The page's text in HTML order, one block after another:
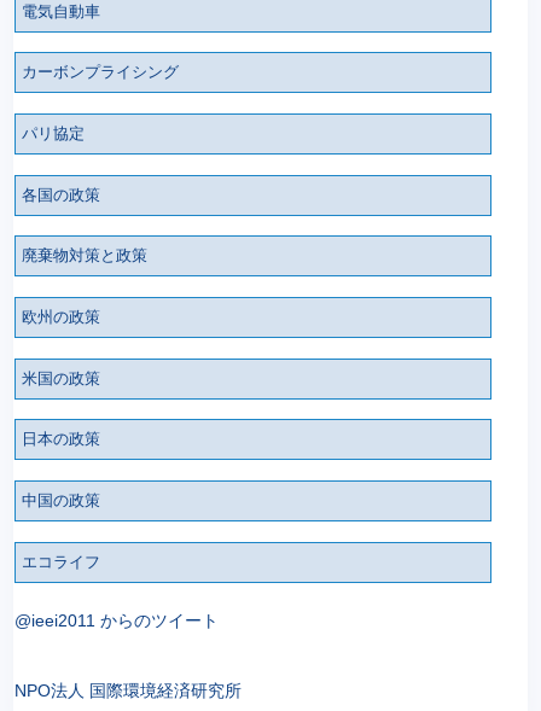
電気自動車
カーボンプライシング
パリ協定
各国の政策
廃棄物対策と政策
欧州の政策
米国の政策
日本の政策
中国の政策
エコライフ
@ieei2011 からのツイート
NPO法人 国際環境経済研究所